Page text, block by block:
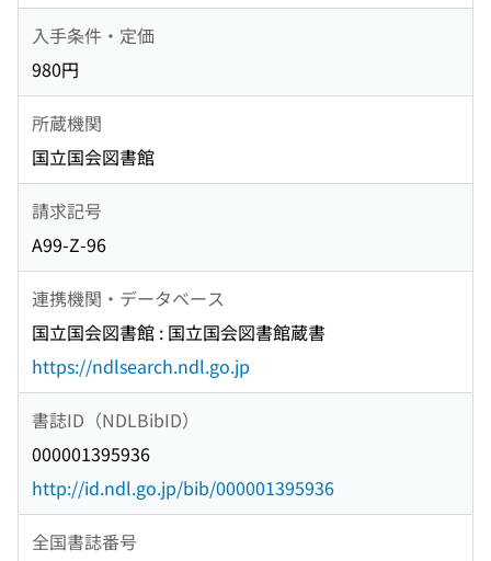
入手条件・定価
980円
所蔵機関
国立国会図書館
請求記号
A99-Z-96
連携機関・データベース
国立国会図書館 : 国立国会図書館蔵書
https://ndlsearch.ndl.go.jp
書誌ID（NDLBibID）
000001395936
http://id.ndl.go.jp/bib/000001395936
全国書誌番号